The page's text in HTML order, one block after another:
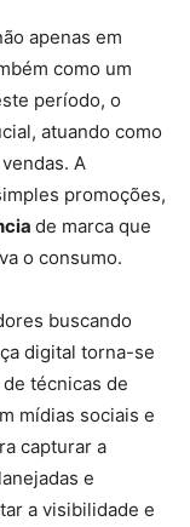
apenas em
como um
período, o
atuando como
A
promoções,
de marca que
o consumo.
buscando
digital torna-se
técnicas de
mídias sociais e
capturar a
e
a visibilidade e